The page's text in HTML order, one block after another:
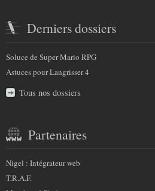
Derniers dossiers
Soluce de Super Mario RPG
Astuces pour Langrisser 4
Tous nos dossiers
Partenaires
Nigel : Intégrateur web
T.R.A.F.